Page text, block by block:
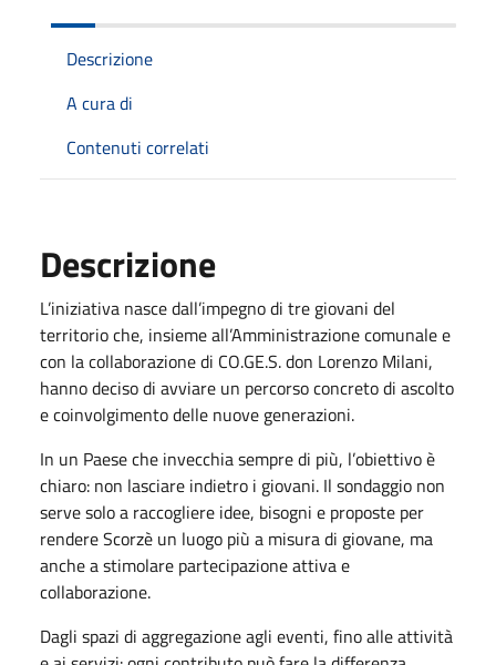
Descrizione
A cura di
Contenuti correlati
Descrizione
L’iniziativa nasce dall’impegno di tre giovani del
territorio che, insieme all’Amministrazione comunale e
con la collaborazione di CO.GE.S. don Lorenzo Milani,
hanno deciso di avviare un percorso concreto di ascolto
e coinvolgimento delle nuove generazioni.
In un Paese che invecchia sempre di più, l’obiettivo è
chiaro: non lasciare indietro i giovani. Il sondaggio non
serve solo a raccogliere idee, bisogni e proposte per
rendere Scorzè un luogo più a misura di giovane, ma
anche a stimolare partecipazione attiva e
collaborazione.
Dagli spazi di aggregazione agli eventi, fino alle attività